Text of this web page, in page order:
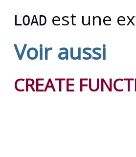
LOAD est une
Voir aussi
CREATE